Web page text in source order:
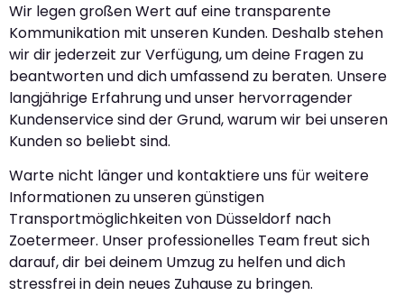
Wir legen großen Wert auf eine transparente
Kommunikation mit unseren Kunden. Deshalb stehen
wir dir jederzeit zur Verfügung, um deine Fragen zu
beantworten und dich umfassend zu beraten. Unsere
langjährige Erfahrung und unser hervorragender
Kundenservice sind der Grund, warum wir bei unseren
Kunden so beliebt sind.
Warte nicht länger und kontaktiere uns für weitere
Informationen zu unseren günstigen
Transportmöglichkeiten von Düsseldorf nach
Zoetermeer. Unser professionelles Team freut sich
darauf, dir bei deinem Umzug zu helfen und dich
stressfrei in dein neues Zuhause zu bringen.